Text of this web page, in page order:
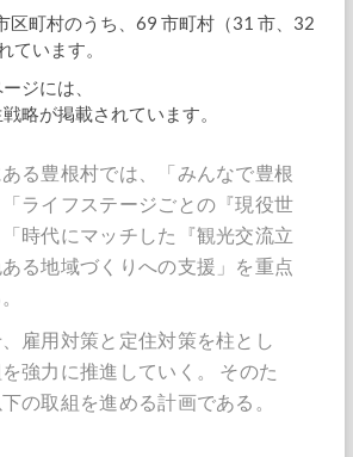
区町村のうち、69 市町村（31 市、32
ています。
ジには、
略が掲載されています。
る豊根村では、「みんなで豊根
ライフステージごとの『現役世
時代にマッチした『観光交流立
る地域づくりへの支援」を重点
雇用対策と定住対策を柱とし
強力に推進していく。 そのた
の取組を進める計画である。